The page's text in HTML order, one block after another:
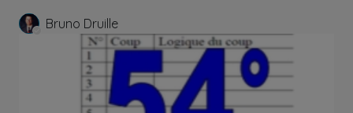
Bruno Druille